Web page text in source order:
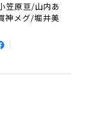
笠原亘/山内あ
神メグ/堀井美